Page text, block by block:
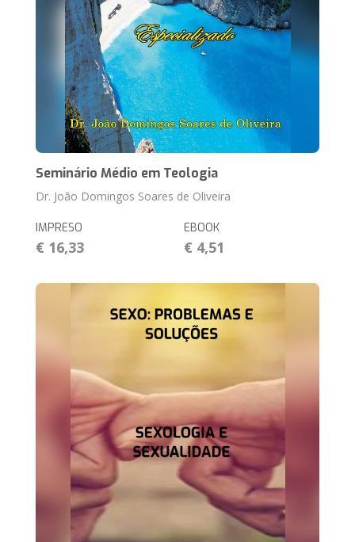
Seminário Médio em Teologia
Dr. João Domingos Soares de Oliveira
IMPRESO
€ 16,33
EBOOK
€ 4,51